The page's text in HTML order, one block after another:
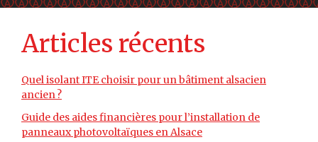
Articles récents
Quel isolant ITE choisir pour un bâtiment alsacien
ancien ?
Guide des aides financières pour l’installation de
panneaux photovoltaïques en Alsace